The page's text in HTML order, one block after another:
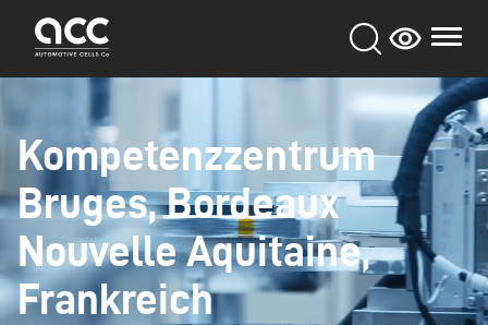
main
Kompetenzzentrum
Bruges, Bordeaux
Nouvelle Aquitaine,
Frankreich